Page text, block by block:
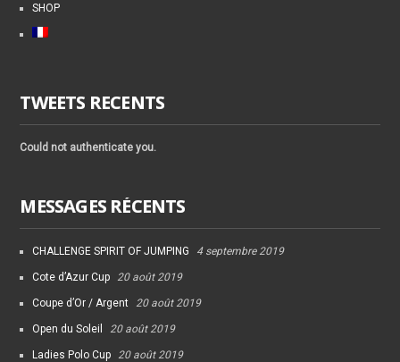
SHOP
TWEETS RECENTS
Could not authenticate you.
MESSAGES RÉCENTS
CHALLENGE SPIRIT OF JUMPING 4 septembre 2019
Cote d’Azur Cup 20 août 2019
Coupe d’Or / Argent 20 août 2019
Open du Soleil 20 août 2019
Ladies Polo Cup 20 août 2019